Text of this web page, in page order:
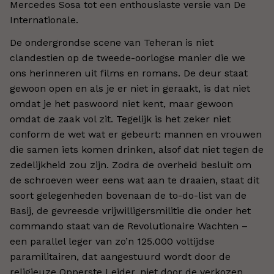
Mercedes Sosa tot een enthousiaste versie van De
Internationale.
De ondergrondse scene van Teheran is niet
clandestien op de tweede-oorlogse manier die we
ons herinneren uit films en romans. De deur staat
gewoon open en als je er niet in geraakt, is dat niet
omdat je het paswoord niet kent, maar gewoon
omdat de zaak vol zit. Tegelijk is het zeker niet
conform de wet wat er gebeurt: mannen en vrouwen
die samen iets komen drinken, alsof dat niet tegen de
zedelijkheid zou zijn. Zodra de overheid besluit om
de schroeven weer eens wat aan te draaien, staat dit
soort gelegenheden bovenaan de to-do-list van de
Basij, de gevreesde vrijwilligersmilitie die onder het
commando staat van de Revolutionaire Wachten –
een parallel leger van zo’n 125.000 voltijdse
paramilitairen, dat aangestuurd wordt door de